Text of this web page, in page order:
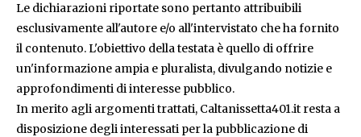
Le dichiarazioni riportate sono pertanto attribuibili
esclusivamente all'autore e/o all'intervistato che ha fornito
il contenuto. L'obiettivo della testata è quello di offrire
un'informazione ampia e pluralista, divulgando notizie e
approfondimenti di interesse pubblico.
In merito agli argomenti trattati, Caltanissetta401.it resta a
disposizione degli interessati per la pubblicazione di